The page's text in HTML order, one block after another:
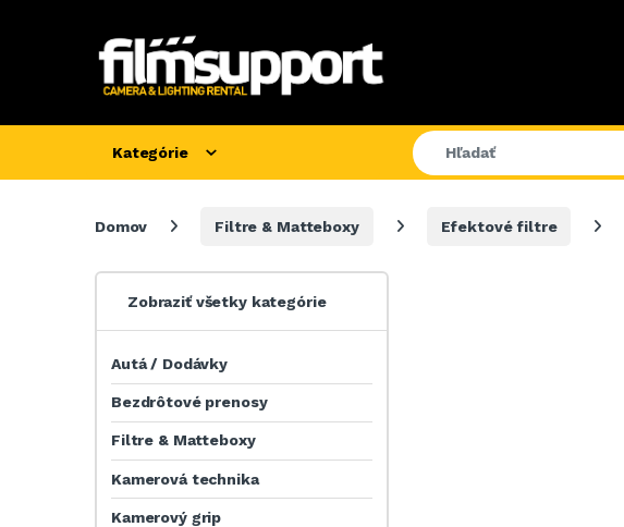
Kategórie
Domov Filtre & Matteboxy Efektové filtre
Zobraziť všetky kategórie
Autá / Dodávky
Bezdrôtové prenosy
Filtre & Matteboxy
Kamerová technika
Kamerový grip